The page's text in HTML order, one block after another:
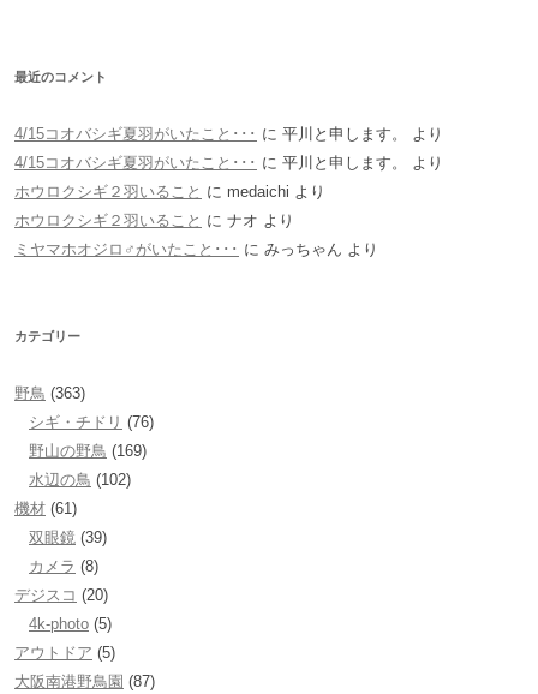
最近のコメント
4/15コオバシギ夏羽がいたこと･･･ に 平川と申します。
より
4/15コオバシギ夏羽がいたこと･･･ に 平川と申します。
より
ホウロクシギ２羽いること に medaichi より
ホウロクシギ２羽いること に ナオ より
ミヤマホオジロ♂がいたこと･･･ に みっちゃん より
カテゴリー
野鳥 (363)
シギ・チドリ (76)
野山の野鳥 (169)
水辺の鳥 (102)
機材 (61)
双眼鏡 (39)
カメラ (8)
デジスコ (20)
4k-photo (5)
アウトドア (5)
大阪南港野鳥園 (87)